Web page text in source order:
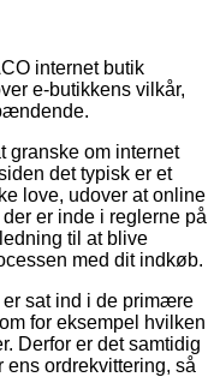
internet butik
e-butikkens vilkår,
granske om internet
det typisk er et
love, udover at online
er inde i reglerne på
til at blive
med dit indkøb.
sat ind i de primære
for eksempel hvilken
Derfor er det samtidig
ens ordrekvittering, så